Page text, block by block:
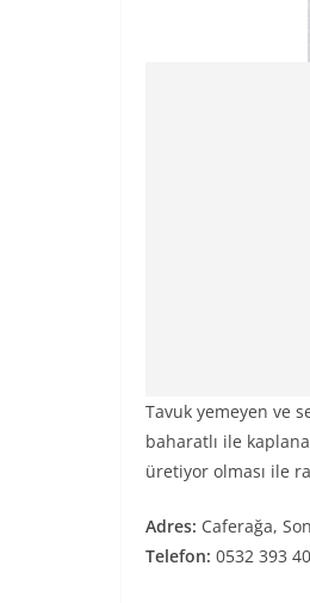
Tavuk yemeyen ve
baharatlı ile
üretiyor olması ile
Adres: Caferağa,
Telefon: 0532 393